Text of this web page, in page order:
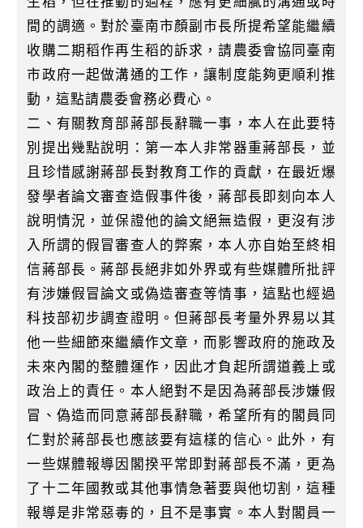
間的調適。對於臺南市顏副市長所提希望能繼續
收購二期稻作再生稻的訴求，請農委會協同臺南
市政府一起做溝通的工作，讓制度能夠更順利推
動，這點請農委會務必費心。
二、有關教育部蔣部長辭職一事，本人在此要特
別提出幾點說明：第一本人非常器重蔣部長，並
且珍惜感謝蔣部長對教育工作的貢獻，在最近爆
發學者論文審查造假事件後，蔣部長即刻向本人
說明情況，並保證他的論文絕無造假，更沒有涉
入所謂的假冒審查人的弊案，本人亦自始至終相
信蔣部長。蔣部長絕非如外界或有些媒體所批評
有涉嫌假冒論文或偽造審查等情事，這點也經過
科技部初步調查證明。但蔣部長考量外界易以其
他一些細節來繼續作文章，而影響政府的施政及
未來內閣的整體運作，因此才負起所謂道義上或
政治上的責任。本人絕對不是因為蔣部長涉嫌假
冒、偽造而同意蔣部長辭職，希望所有的閣員同
仁對於蔣部長也應該要有這樣的信心。此外，有
一些媒體報導因閣揆平常即對蔣部長不滿，更為
了十二年國教或其他事情急著要與他切割，這種
報導是非常惡毒的，且不是事實。本人對閣員一